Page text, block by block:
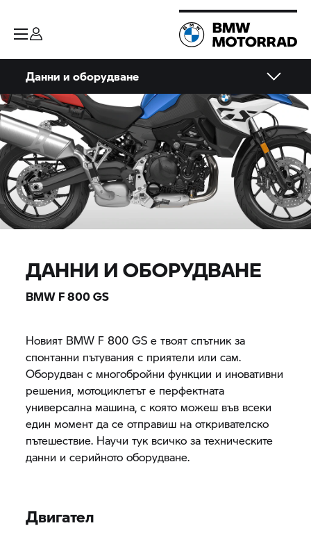
Данни и оборудване
ДАННИ И ОБОРУДВАНЕ
BMW F 800 GS
Новият BMW F 800 GS е твоят спътник за
спонтанни пътувания с приятели или сам.
Оборудван с многобройни функции и иновативни
решения, мотоциклетът е перфектната
универсална машина, с която можеш във всеки
един момент да се отправиш на откривателско
пътешествие. Научи тук всичко за техническите
данни и серийното оборудване.
Двигател